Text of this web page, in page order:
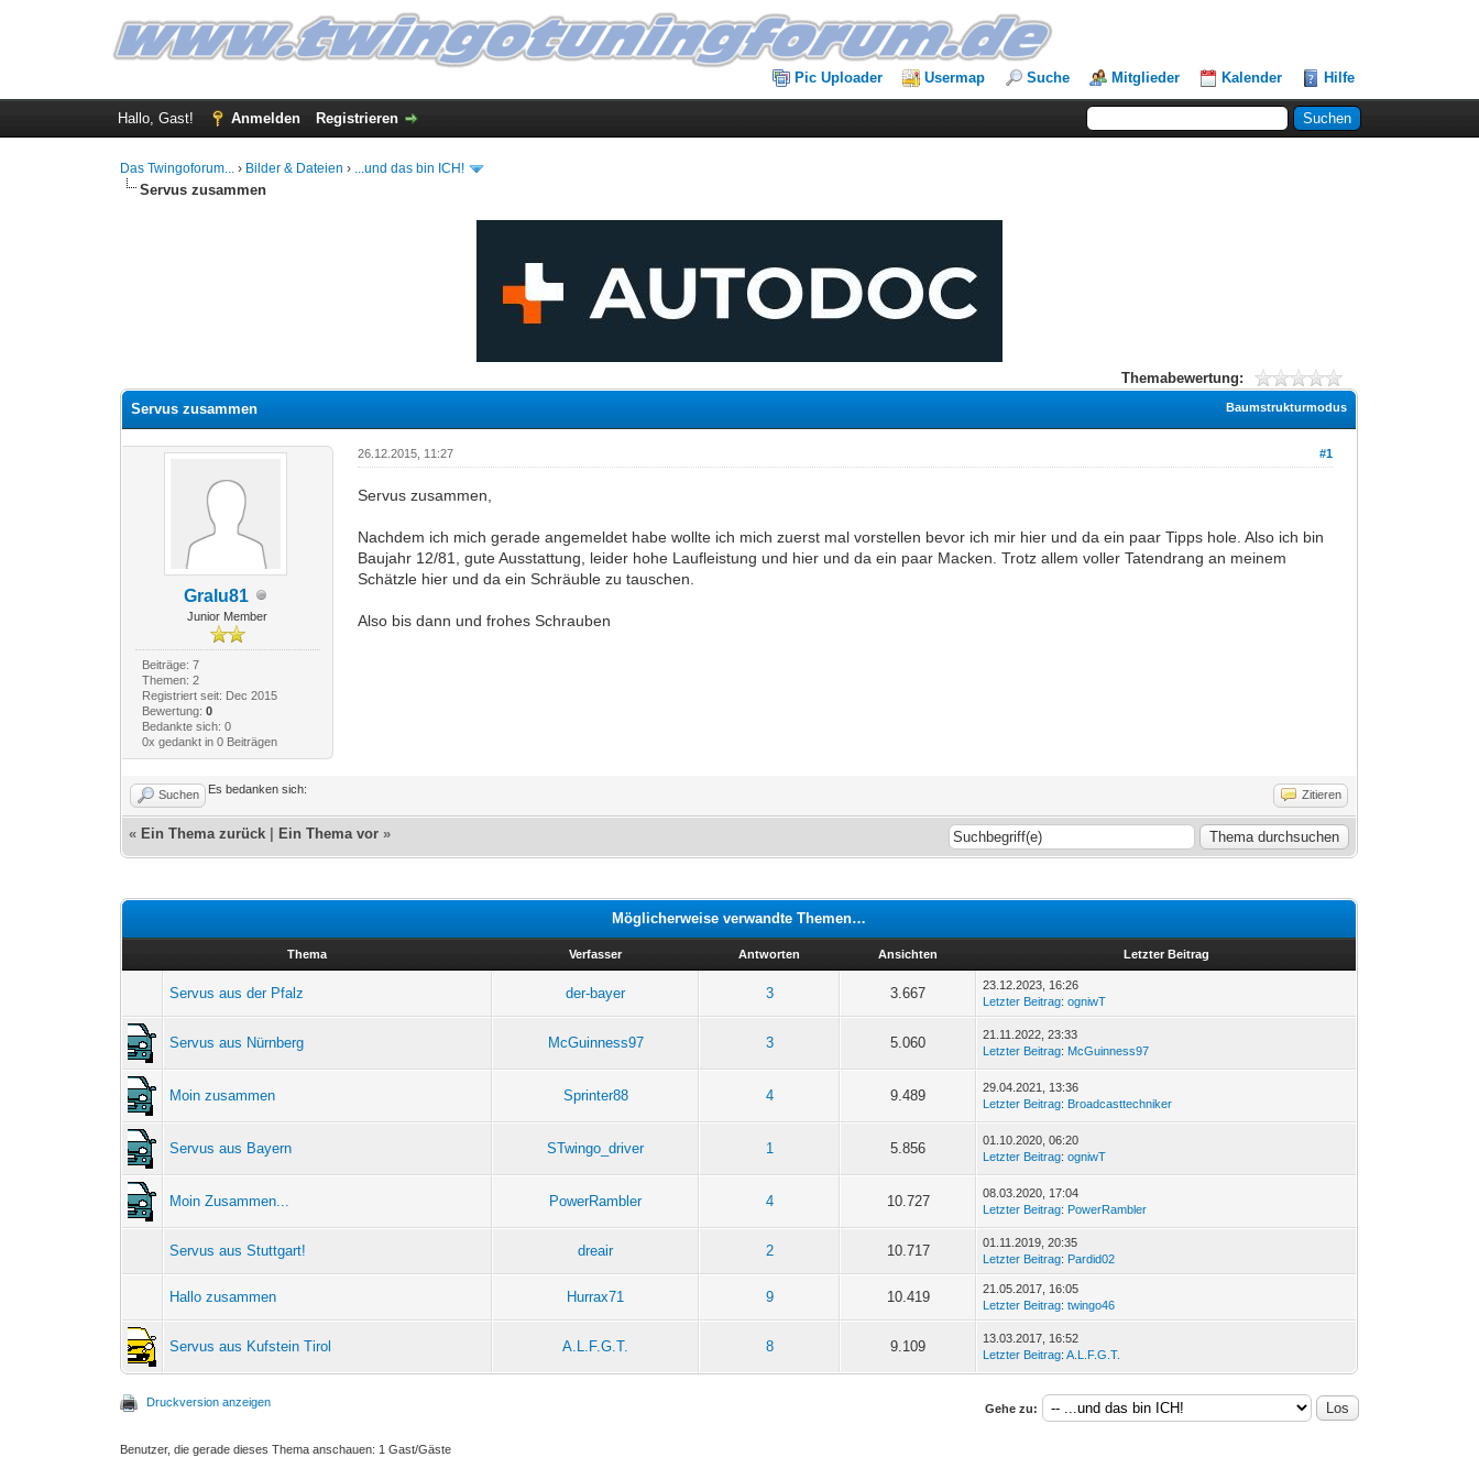
Pic Uploader Usermap Suche Mitglieder Kalender Hilfe
Hallo, Gast! Anmelden Registrieren
Das Twingoforum... › Bilder & Dateien › ...und das bin ICH!
Servus zusammen
Themabewertung:
Baumstrukturmodus
Servus zusammen
Gralu81
Junior Member
Beiträge: 7
Themen: 2
Registriert seit: Dec 2015
Bewertung: 0
Bedankte sich: 0
0x gedankt in 0 Beiträgen
#1
26.12.2015, 11:27
Servus zusammen,
Nachdem ich mich gerade angemeldet habe wollte ich mich zuerst mal vorstellen bevor ich mir hier und da ein paar Tipps hole. Also ich bin
Baujahr 12/81, gute Ausstattung, leider hohe Laufleistung und hier und da ein paar Macken. Trotz allem voller Tatendrang an meinem
Schätzle hier und da ein Schräuble zu tauschen.
Also bis dann und frohes Schrauben
Suchen Zitieren
Es bedanken sich:
« Ein Thema zurück Ein Thema vor »
Möglicherweise verwandte Themen…
Thema Verfasser Antworten Ansichten Letzter Beitrag
Servus aus der Pfalz der-bayer 3 3.667
23.12.2023, 16:26
Letzter Beitrag:ogniwT
Servus aus Nürnberg McGuinness97 3 5.060
21.11.2022, 23:33
Letzter Beitrag: McGuinness97
Moin zusammen Sprinter88 4 9.489
29.04.2021, 13:36
Letzter Beitrag: Broadcasttechniker
Servus aus Bayern STwingo_driver 1 5.856
01.10.2020, 06:20
Letzter Beitrag:ogniwT
Moin Zusammen... PowerRambler 4 10.727
08.03.2020, 17:04
Letzter Beitrag: PowerRambler
Servus aus Stuttgart! dreair 2 10.717
01.11.2019, 20:35
Letzter Beitrag: Pardid02
Hallo zusammen Hurrax71 9 10.419
21.05.2017, 16:05
Letzter Beitrag:twingo46
Servus aus Kufstein Tirol A.L.F.G.T. 8 9.109
13.03.2017, 16:52
Letzter Beitrag:A.L.F.G.T.
Druckversion anzeigen Gehe zu:
Benutzer, die gerade dieses Thema anschauen: 1 Gast/Gäste